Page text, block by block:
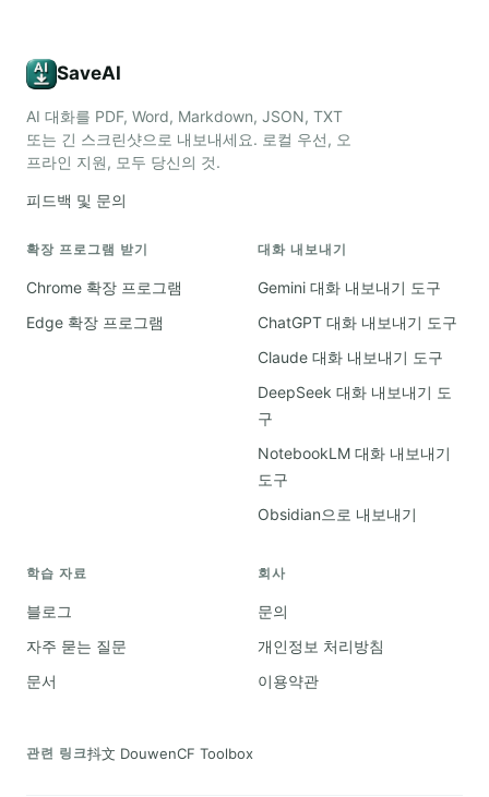
SaveAI
AI 대화를 PDF, Word, Markdown, JSON, TXT
또는 긴 스크린샷으로 내보내세요. 로컬 우선, 오
프라인 지원, 모두 당신의 것.
피드백 및 문의
확장 프로그램 받기
Chrome 확장 프로그램
Edge 확장 프로그램
대화 내보내기
Gemini 대화 내보내기 도구
ChatGPT 대화 내보내기 도구
Claude 대화 내보내기 도구
DeepSeek 대화 내보내기 도
구
NotebookLM 대화 내보내기
도구
Obsidian으로 내보내기
학습 자료
블로그
자주 묻는 질문
문서
회사
문의
개인정보 처리방침
이용약관
관련 링크抖文 DouwenCF Toolbox